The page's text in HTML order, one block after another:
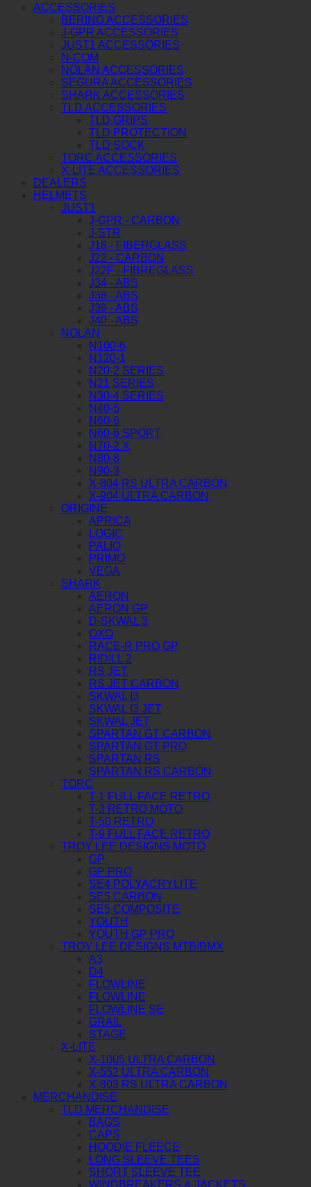
ACCESSORIES
BERING ACCESSORIES
J-GPR ACCESSORIES
JUST1 ACCESSORIES
N-COM
NOLAN ACCESSORIES
SEGURA ACCESSORIES
SHARK ACCESSORIES
TLD ACCESSORIES
TLD GRIPS
TLD PROTECTION
TLD SOCK
TORC ACCESSORIES
X-LITE ACCESSORIES
DEALERS
HELMETS
JUST1
J-GPR - CARBON
J-STR
J18 - FIBERGLASS
J22 - CARBON
J22F - FIBREGLASS
J34 - ABS
J38 - ABS
J39 - ABS
J40 - ABS
NOLAN
N100-6
N120-1
N20-2 SERIES
N21 SERIES
N30-4 SERIES
N40-5
N60-6
N60-6 SPORT
N70-2 X
N80-8
N90-3
X-804 RS ULTRA CARBON
X-904 ULTRA CARBON
ORIGINE
APRICA
LOGIC
PALIO
PRIMO
VEGA
SHARK
AERON
AERON GP
D-SKWAL 3
OXO
RACE-R PRO GP
RIDILL 2
RS JET
RS JET CARBON
SKWAL I3
SKWAL I3 JET
SKWAL JET
SPARTAN GT CARBON
SPARTAN GT PRO
SPARTAN RS
SPARTAN RS CARBON
TORC
T-1 FULL FACE RETRO
T-3 RETRO MOTO
T-50 RETRO
T-9 FULL FACE RETRO
TROY LEE DESIGNS MOTO
GP
GP PRO
SE4 POLYACRYLITE
SE5 CARBON
SE5 COMPOSITE
YOUTH
YOUTH GP PRO
TROY LEE DESIGNS MTB/BMX
A3
D4
FLOWLINE
FLOWLINE
FLOWLINE SE
GRAIL
STAGE
X-LITE
X-1005 ULTRA CARBON
X-552 ULTRA CARBON
X-803 RS ULTRA CARBON
MERCHANDISE
TLD MERCHANDISE
BAGS
CAPS
HOODIE FLEECE
LONG SLEEVE TEES
SHORT SLEEVE TEE
WINDBREAKERS & JACKETS